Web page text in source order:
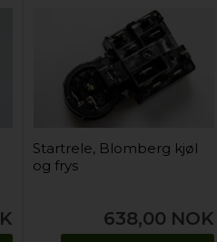
Startrele, Blomberg kjøl
og frys
638,00 NOK